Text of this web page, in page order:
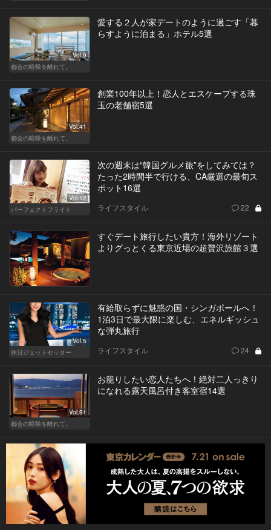
Vol.9
都会の喧噪を離れて。
愛する２人が家デートのように過ごす「暮
らすように泊まる」ホテル5選
Vol.41
都会の喧噪を離れて。
創業100年以上！恋人とエスケープする珠
玉の老舗宿5選
Vol.12
パーフェクトフライト
次の週末は“韓国グルメ旅”をしてみては？
たった2時間半で行ける、CA厳選の最旬ス
ポット16選
ライフスタイル 22
すぐデート旅行したい貴方！海外リゾート
よりグっとくる東京近場の超贅沢旅館３選
Vol.5
休日ジェットセッター
有給取らずに魅惑の国・シンガポールへ！
1泊3日で最大限に楽しむ、エネルギッシュ
な弾丸旅行
ライフスタイル 24
Vol.91
都会の喧噪を離れて。
お籠りしたい恋人たちへ！絶対二人っきり
になれる露天風呂付き客室宿14選